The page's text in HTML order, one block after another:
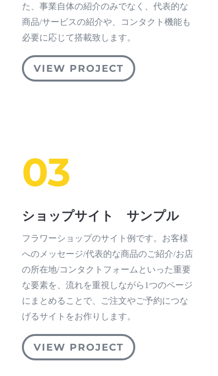
た、事業自体の紹介のみでなく、代表的な
商品/サービスの紹介や、コンタクト機能も
必要に応じて搭載致します。
VIEW PROJECT
03
ショップサイト サンプル
フラワーショップのサイト例です。お客様
へのメッセージ/代表的な商品のご紹介/お店
の所在地/コンタクトフォームといった重要
な要素を、流れを重視しながら1つのページ
にまとめることで、ご注文やご予約につな
げるサイトをお作りします。
VIEW PROJECT